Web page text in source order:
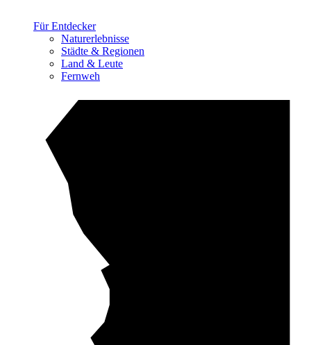
Für Entdecker
Naturerlebnisse
Städte & Regionen
Land & Leute
Fernweh